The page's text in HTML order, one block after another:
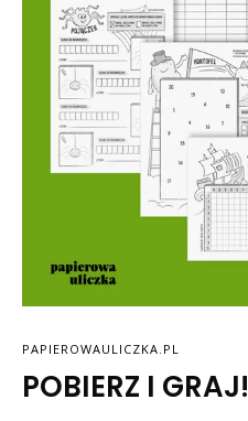
PAPIEROWAULICZKA.PL
POBIERZ I GRAJ!